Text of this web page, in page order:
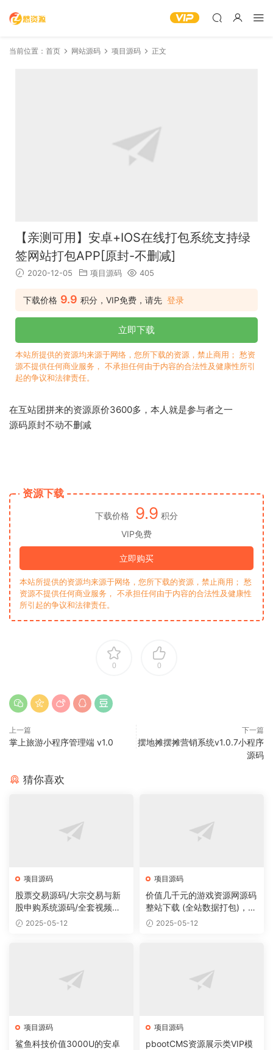
当前位置： 首页 网站源码 项目源码 正文
【亲测可用】安卓+IOS在线打包系统支持绿
签网站打包APP[原封-不删减]
2020-12-05 项目源码 405
下载价格 9.9 积分，VIP免费，请先 登录
立即下载
本站所提供的资源均来源于网络，您所下载的资源，禁止商用； 愁资
源不提供任何商业服务， 不承担任何由于内容的合法性及健康性所引
起的争议和法律责任。
在互站团拼来的资源原价3600多，本人就是参与者之一
源码原封不动不删减
资源下载
下载价格 9.9 积分
VIP免费
立即购买
本站所提供的资源均来源于网络，您所下载的资源，禁止商用； 愁
资源不提供任何商业服务， 不承担任何由于内容的合法性及健康性
所引起的争议和法律责任。
0 0
上一篇
掌上旅游小程序管理端 v1.0
下一篇
摆地摊摆摊营销系统v1.0.7小程序
源码
猜你喜欢
项目源码
股票交易源码/大宗交易与新
股申购系统源码/全套视频教
程 2025-05-12
项目源码
价值几千元的游戏资源网源码
整站下载 (全站数据打包)，数
据里面有200多个宝贝。
2025-05-12
项目源码
鲨鱼科技价值3000U的安卓
项目源码
pbootCMS资源展示类VIP模